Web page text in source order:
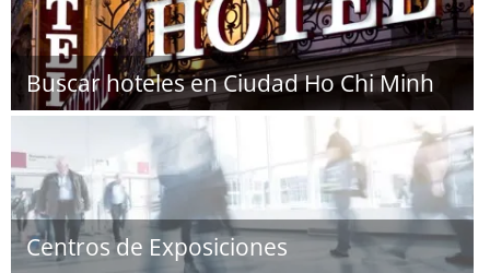
Buscar hoteles en Ciudad Ho Chi Minh
Centros de Exposiciones